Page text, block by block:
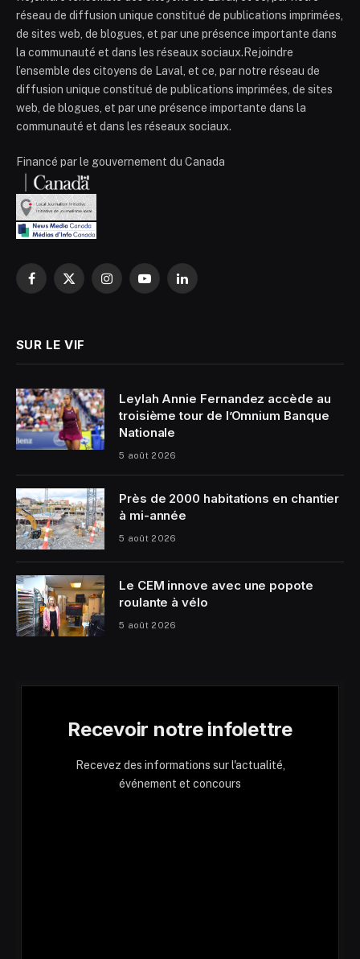
réseau de diffusion unique constitué de publications imprimées,
de sites web, de blogues, et par une présence importante dans
la communauté et dans les réseaux sociaux.Rejoindre
l’ensemble des citoyens de Laval, et ce, par notre réseau de
diffusion unique constitué de publications imprimées, de sites
web, de blogues, et par une présence importante dans la
communauté et dans les réseaux sociaux.
Financé par le gouvernement du Canada
Facebook
X
InstagramYouTubeLinkedIn
SUR LE VIF
Leylah Annie Fernandez accède au
troisième tour de l’Omnium Banque
Nationale
5 août 2026
Près de 2000 habitations en chantier
à mi-année
5 août 2026
Le CEM innove avec une popote
roulante à vélo
5 août 2026
Recevoir notre infolettre
Recevez des informations sur l'actualité,
événement et concours